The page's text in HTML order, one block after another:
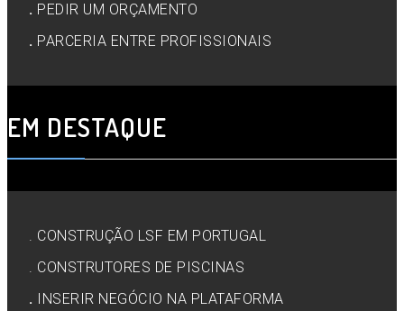
. PEDIR UM ORÇAMENTO
. PARCERIA ENTRE PROFISSIONAIS
EM DESTAQUE
. CONSTRUÇÃO LSF EM PORTUGAL
. CONSTRUTORES DE PISCINAS
. INSERIR NEGÓCIO NA PLATAFORMA